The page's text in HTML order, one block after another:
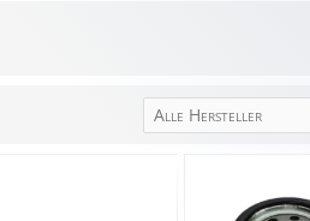
Alle Hersteller